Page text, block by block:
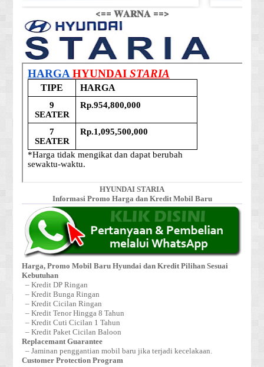
<== 𝐖𝐀𝐑𝐍𝐀 ==>
HYUNDAI STARIA
Informasi Promo Harga dan Kredit Mobil Baru
Harga, Promo Mobil Baru Hyundai dan Kredit Pilihan Sesuai
Kebutuhan
– Kredit DP Ringan
– Kredit Bunga Ringan
– Kredit Cicilan Ringan
– Kredit Tenor Hingga 8 Tahun
– Kredit Cuti Cicilan 1 Tahun
– Kredit Paket Cicilan Baloon
Replacemant Guarantee
– Jaminan penggantian mobil baru jika terjadi kecelakaan.
Customer Protection Program